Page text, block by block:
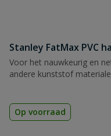
Stanley FatMax PVC
Voor het nauwkeurig en
andere kunststof
Op voorraad